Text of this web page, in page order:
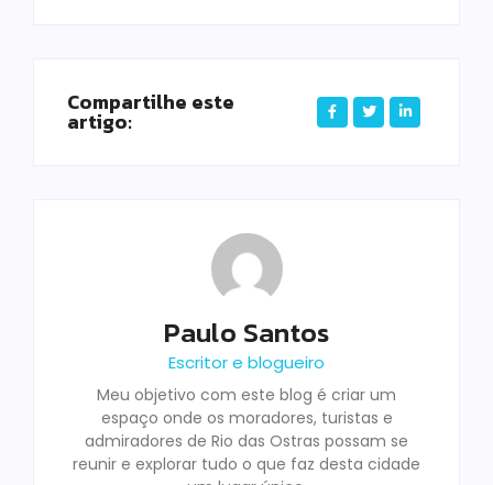
Compartilhe este
artigo:
Paulo Santos
Escritor e blogueiro
Meu objetivo com este blog é criar um
espaço onde os moradores, turistas e
admiradores de Rio das Ostras possam se
reunir e explorar tudo o que faz desta cidade